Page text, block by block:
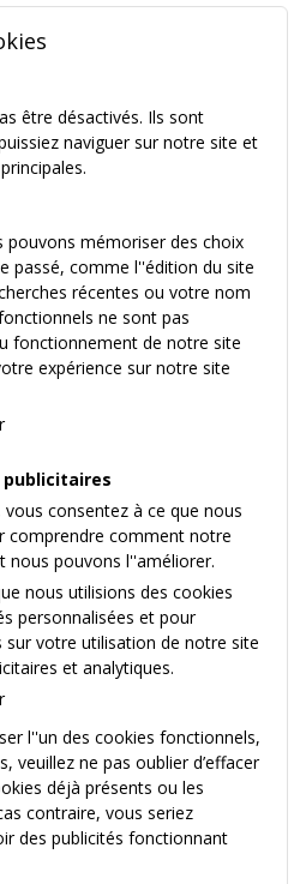
être désactivés. Ils sont
naviguer sur notre site et
pouvons mémoriser des choix
passé, comme l''édition du site
récentes ou votre nom
ne sont pas
fonctionnement de notre site
expérience sur notre site
consentez à ce que nous
comprendre comment notre
nous pouvons l''améliorer.
nous utilisions des cookies
personnalisées et pour
votre utilisation de notre site
et analytiques.
l''un des cookies fonctionnels,
veuillez ne pas oublier d’effacer
déjà présents ou les
contraire, vous seriez
des publicités fonctionnant